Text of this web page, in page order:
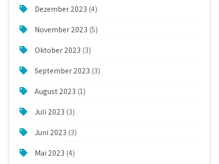
Dezember 2023 (4)
November 2023 (5)
Oktober 2023 (3)
September 2023 (3)
August 2023 (1)
Juli 2023 (3)
Juni 2023 (3)
Mai 2023 (4)